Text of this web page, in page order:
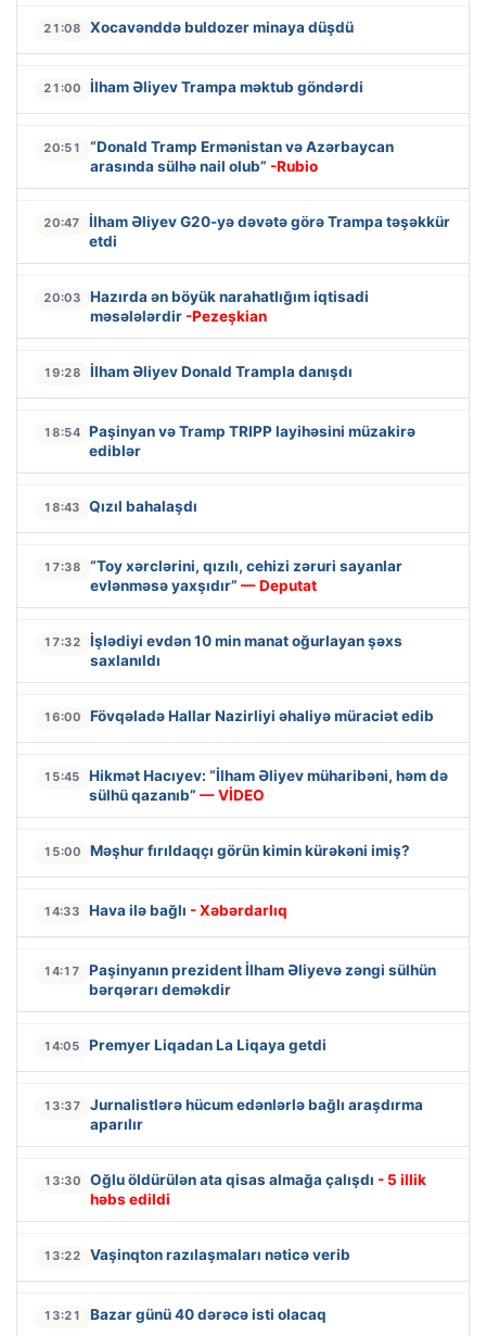
21:08 Xocavənddə buldozer minaya düşdü
21:00 İlham Əliyev Trampa məktub göndərdi
20:51
“Donald Tramp Ermənistan və Azərbaycan
arasında sülhə nail olub” -Rubio
20:47
İlham Əliyev G20-yə dəvətə görə Trampa təşəkkür
etdi
20:03
Hazırda ən böyük narahatlığım iqtisadi
məsələlərdir -Pezeşkian
19:28 İlham Əliyev Donald Trampla danışdı
18:54 Paşinyan və Tramp TRIPP layihəsini müzakirə
ediblər
18:43 Qızıl bahalaşdı
17:38
“Toy xərclərini, qızılı, cehizi zəruri sayanlar
evlənməsə yaxşıdır” — Deputat
17:32
İşlədiyi evdən 10 min manat oğurlayan şəxs
saxlanıldı
16:00 Fövqəladə Hallar Nazirliyi əhaliyə müraciət edib
15:45
Hikmət Hacıyev: “İlham Əliyev müharibəni, həm də
sülhü qazanıb” — VİDEO
15:00 Məşhur fırıldaqçı görün kimin kürəkəni imiş?
14:33 Hava ilə bağlı - Xəbərdarlıq
14:17
Paşinyanın prezident İlham Əliyevə zəngi sülhün
bərqərarı deməkdir
14:05 Premyer Liqadan La Liqaya getdi
13:37
Jurnalistlərə hücum edənlərlə bağlı araşdırma
aparılır
13:30 Oğlu öldürülən ata qisas almağa çalışdı - 5 illik
həbs edildi
13:22 Vaşinqton razılaşmaları nəticə verib
13:21 Bazar günü 40 dərəcə isti olacaq